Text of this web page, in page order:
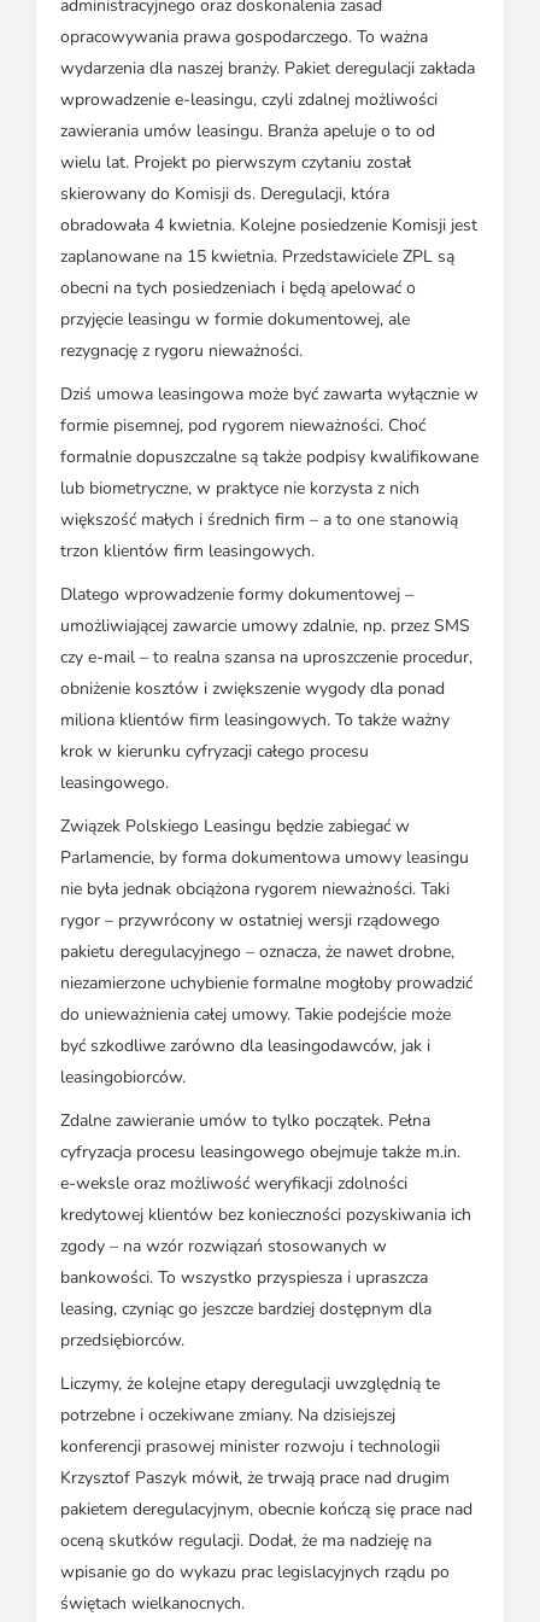
administracyjnego oraz doskonalenia zasad
opracowywania prawa gospodarczego. To ważna
wydarzenia dla naszej branży. Pakiet deregulacji zakłada
wprowadzenie e-leasingu, czyli zdalnej możliwości
zawierania umów leasingu. Branża apeluje o to od
wielu lat. Projekt po pierwszym czytaniu został
skierowany do Komisji ds. Deregulacji, która
obradowała 4 kwietnia. Kolejne posiedzenie Komisji jest
zaplanowane na 15 kwietnia. Przedstawiciele ZPL są
obecni na tych posiedzeniach i będą apelować o
przyjęcie leasingu w formie dokumentowej, ale
rezygnację z rygoru nieważności.
Dziś umowa leasingowa może być zawarta wyłącznie w
formie pisemnej, pod rygorem nieważności. Choć
formalnie dopuszczalne są także podpisy kwalifikowane
lub biometryczne, w praktyce nie korzysta z nich
większość małych i średnich firm – a to one stanowią
trzon klientów firm leasingowych.
Dlatego wprowadzenie formy dokumentowej –
umożliwiającej zawarcie umowy zdalnie, np. przez SMS
czy e-mail – to realna szansa na uproszczenie procedur,
obniżenie kosztów i zwiększenie wygody dla ponad
miliona klientów firm leasingowych. To także ważny
krok w kierunku cyfryzacji całego procesu
leasingowego.
Związek Polskiego Leasingu będzie zabiegać w
Parlamencie, by forma dokumentowa umowy leasingu
nie była jednak obciążona rygorem nieważności. Taki
rygor – przywrócony w ostatniej wersji rządowego
pakietu deregulacyjnego – oznacza, że nawet drobne,
niezamierzone uchybienie formalne mogłoby prowadzić
do unieważnienia całej umowy. Takie podejście może
być szkodliwe zarówno dla leasingodawców, jak i
leasingobiorców.
Zdalne zawieranie umów to tylko początek. Pełna
cyfryzacja procesu leasingowego obejmuje także m.in.
e-weksle oraz możliwość weryfikacji zdolności
kredytowej klientów bez konieczności pozyskiwania ich
zgody – na wzór rozwiązań stosowanych w
bankowości. To wszystko przyspiesza i upraszcza
leasing, czyniąc go jeszcze bardziej dostępnym dla
przedsiębiorców.
Liczymy, że kolejne etapy deregulacji uwzględnią te
potrzebne i oczekiwane zmiany. Na dzisiejszej
konferencji prasowej minister rozwoju i technologii
Krzysztof Paszyk mówił, że trwają prace nad drugim
pakietem deregulacyjnym, obecnie kończą się prace nad
oceną skutków regulacji. Dodał, że ma nadzieję na
wpisanie go do wykazu prac legislacyjnych rządu po
świętach wielkanocnych.